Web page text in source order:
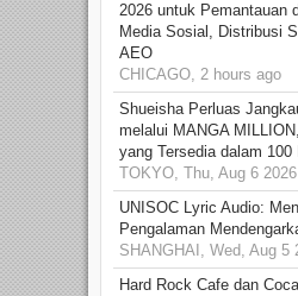
2026 untuk Pemantauan
Media Sosial, Distribusi
AEO
CHICAGO, 2 hours ago
Shueisha Perluas
melalui MANGA
yang Tersedia dalam 100
TOKYO, Thu, Aug 6
UNISOC Lyric Audio:
Pengalaman
SHANGHAI, Wed, Aug 5
Hard Rock Cafe dan